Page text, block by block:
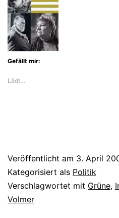
Gefällt mir:
Lädt…
Veröffentlicht am 3. April
Kategorisiert als Politik
Verschlagwortet mit Grüne,
Volmer